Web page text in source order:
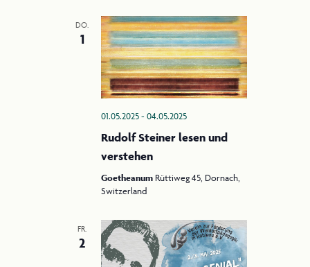
DO.
1
01.05.2025-04.05.2025
Rudolf Steiner lesen und
verstehen
Goetheanum Rüttiweg 45, Dornach,
Switzerland
FR.
2